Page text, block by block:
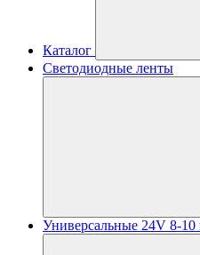
Каталог
Светодиодные ленты
Универсальные 24V 8-